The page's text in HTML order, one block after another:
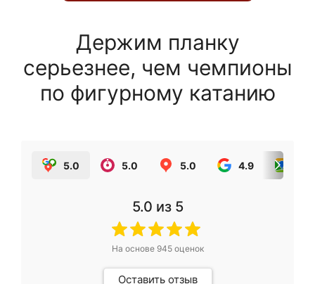
Держим планку
серьезнее, чем чемпионы
по фигурному катанию
5.0 5.0 5.0 4.9
5.0 из 5
На основе 945оценок
Оставить отзыв